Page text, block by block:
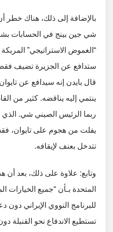
بالإضافة إلى ذلك، هناك خطر
شي جين بينج في الحسابات
“الغموض الاستراتيجي”
ستدافع عن الجزيرة تضيف فقط
قال بايدن إنه سيدافع عن
ينتمي إليه يناقضه. كثير من
ربما الرئيس الصيني شي. الذي
يفلت من هجوم على تايوان،
تتدخل بعنف لإيقافه.
وتابع: علاوة على ذلك، بعد أن
المتحدة بـأن “جميع الخيارات
للبرنامج النووي الإيراني
تستطيع الاندفاع نحو القنبلة